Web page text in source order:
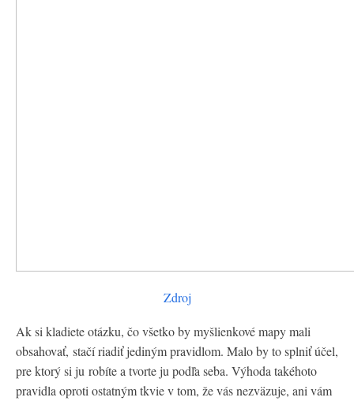
Zdroj
Ak si kladiete otázku, čo všetko by myšlienkové mapy mali
obsahovať, stačí riadiť jediným pravidlom. Malo by to splniť účel,
pre ktorý si ju robíte a tvorte ju podľa seba. Výhoda takéhoto
pravidla oproti ostatným tkvie v tom, že vás nezväzuje, ani vám